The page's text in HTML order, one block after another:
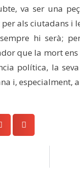
va ser una
als ciutadans i
hi serà;
que la mort
política, la
i, especialment,